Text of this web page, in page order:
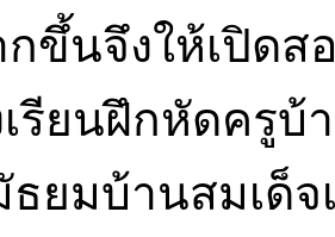
ขึ้นจึงให้เปิด
รียนฝึกหัดครูบ้
ธยมบ้านสมเด็